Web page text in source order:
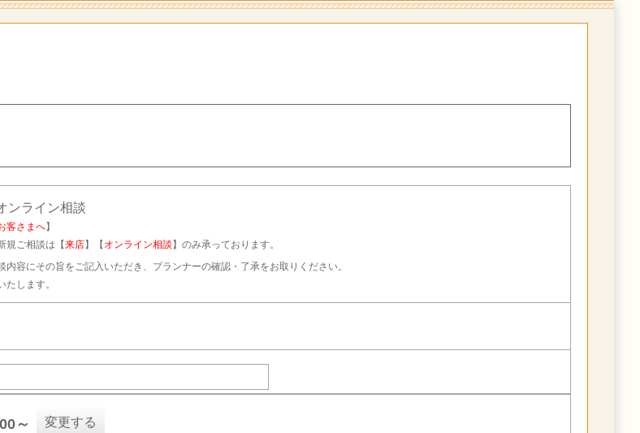
ンライン相談
客さまへ】
規ご相談は【来店】【 オンライン相談 】のみ承っております。
容にその旨をご記入いただき、プランナーの確認・了承をお取りください。
します。
～ 変更する